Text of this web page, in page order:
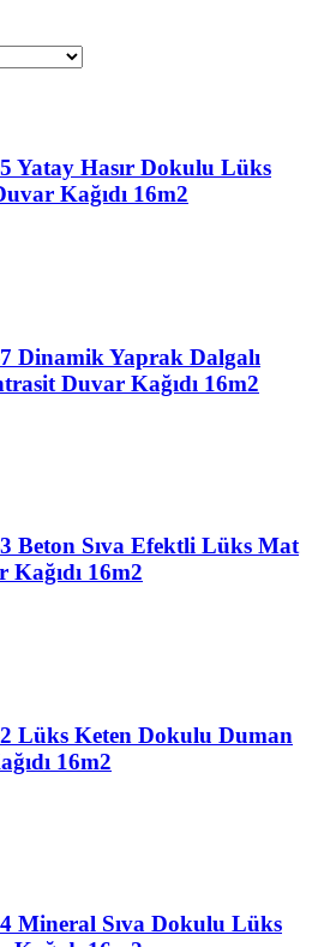
Yatay Hasır Dokulu Lüks
Kağıdı 16m2
Dinamik Yaprak Dalgalı
Duvar Kağıdı 16m2
Beton Sıva Efektli Lüks Mat
16m2
Lüks Keten Dokulu Duman
16m2
Mineral Sıva Dokulu Lüks